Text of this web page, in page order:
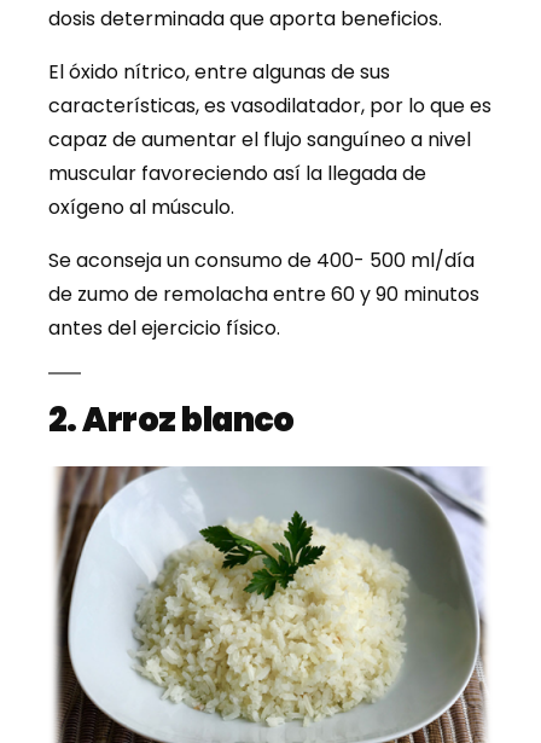
dosis determinada que aporta beneficios.
El óxido nítrico, entre algunas de sus
características, es vasodilatador, por lo que es
capaz de aumentar el flujo sanguíneo a nivel
muscular favoreciendo así la llegada de
oxígeno al músculo.
Se aconseja un consumo de 400- 500 ml/día
de zumo de remolacha entre 60 y 90 minutos
antes del ejercicio físico.
2. Arroz blanco